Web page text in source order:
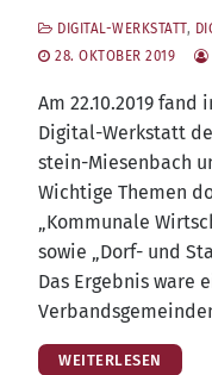
DIGITAL-WERKSTATT,
28. OKTOBER 2019
Am 22.10.2019
Digi­tal-Werk­statt
stein-Mie­sen­bach
Wich­ti­ge The­men
„Kom­mu­na­le
sowie „Dorf- und
Das Ergeb­nis ware
WEITERLESEN